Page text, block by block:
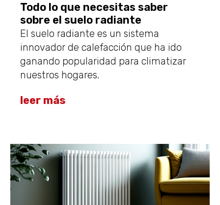
Todo lo que necesitas saber
sobre el suelo radiante
El suelo radiante es un sistema
innovador de calefacción que ha ido
ganando popularidad para climatizar
nuestros hogares.
leer más